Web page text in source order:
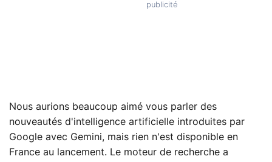
Nous aurions beaucoup aimé vous parler des
nouveautés d'intelligence artificielle introduites par
Google avec Gemini, mais rien n'est disponible en
France au lancement. Le moteur de recherche a